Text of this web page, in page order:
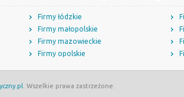
Firmy łódzkie
Firmy małopolskie
Firmy mazowieckie
Firmy opolskie
. Wszelkie prawa zastrzeżone.